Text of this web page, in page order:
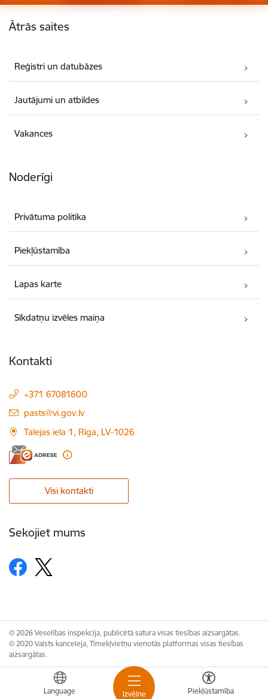
Izvēlne
Language Piekļūstamība
Kājene
Ātrās saites
Reģistri un datubāzes
Jautājumi un atbildes
Vakances
Noderīgi
Privātuma politika
Piekļūstamība
Lapas karte
Sīkdatņu izvēles maiņa
Kontakti
+371 67081600
E-pasts:
pasts@vi.gov.lv
Talejas iela 1, Rīga, LV-1026
Visi kontakti
Sekojiet mums
© 2026 Veselības inspekcija, publicētā satura visas tiesības aizsargātas.
© 2020 Valsts kanceleja, Tīmekļvietņu vienotās platformas visas tiesības
aizsargātas.